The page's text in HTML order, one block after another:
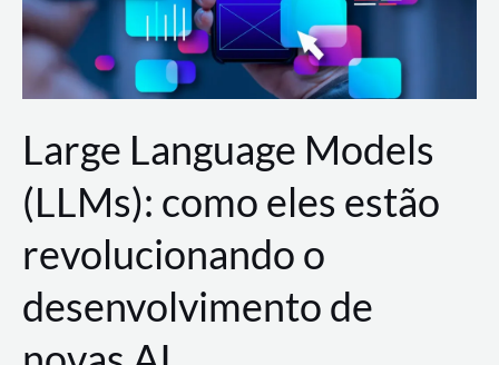
AWS?
Large Language Models
(LLMs): como eles estão
revolucionando o
desenvolvimento de